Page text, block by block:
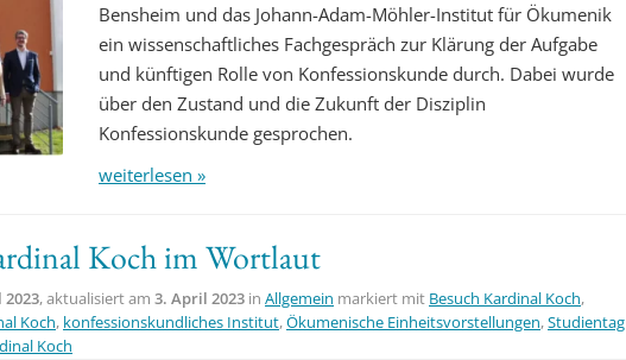
Bensheim und das Johann-Adam-Möhler-Institut für Ökumenik
ein wissenschaftliches Fachgespräch zur Klärung der Aufgabe
und künftigen Rolle von Konfessionskunde durch. Dabei wurde
über den Zustand und die Zukunft der Disziplin
Konfessionskunde gesprochen.
weiterlesen »
Koch im Wortlaut
, aktualisiert am 3. April 2023 in Allgemein markiert mit Besuch Kardinal Koch,
Koch, konfessionskundliches Institut,Ökumenische Einheitsvorstellungen,Studientag
Koch